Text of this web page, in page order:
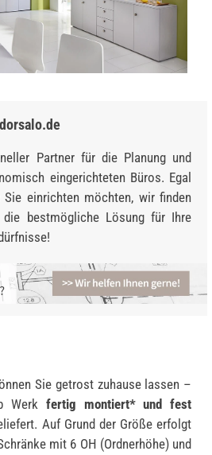
Partner für die Planung und
eingerichteten Büros. Egal
einrichten möchten, wir finden
bestmögliche Lösung für Ihre
Sie getrost zuhause lassen –
Werk fertig montiert* und fest
Auf Grund der Größe erfolgt
mit 6 OH (Ordnerhöhe) und